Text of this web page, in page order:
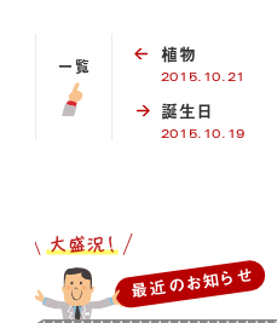
一覧 植物
2015.10.21
誕生日
2015.10.19
最近のお知らせ